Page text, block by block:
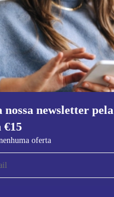
nossa newsletter
€15
oferta
Pedir voucher
o uso de dados pessoais podem
de Privacidade.
Faz o download da app
Para iOS e Android